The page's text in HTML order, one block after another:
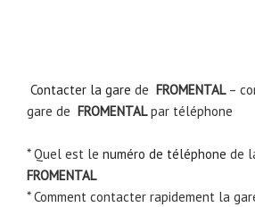
Contacter la gare de FROMENTAL–
gare de FROMENTALpar téléphone
* Quel est le numéro de téléphone de
FROMENTAL
* Comment contacter rapidement la